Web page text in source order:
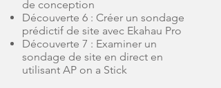
de conception
Découverte 6 : Créer un sondage
prédictif de site avec Ekahau Pro
Découverte 7 : Examiner un
sondage de site en direct en
utilisant AP on a Stick